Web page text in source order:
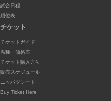
試合日程
順位表
チケット
チケットガイド
席種・価格表
チケット購入方法
販売スケジュール
ニッパツシート
Buy Ticket Here